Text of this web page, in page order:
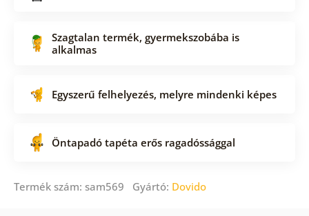
Szagtalan termék, gyermekszobába is
alkalmas
Egyszerű felhelyezés, melyre mindenki képes
Öntapadó tapéta erős ragadóssággal
Termék szám: sam569 Gyártó: Dovido